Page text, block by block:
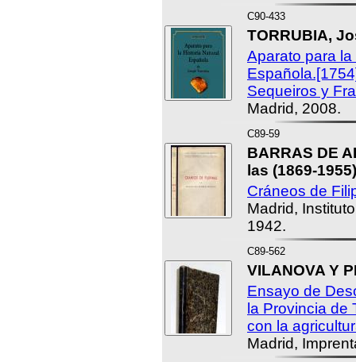
C90-433
TORRUBIA,
Aparato para
Sequeiros y
Madrid, 2008.
C89-59
BARRAS DE
las (1869-
Cráneos de
Madrid,
1942.
C89-562
VILANOVA Y
Ensayo de
la Provincia de
con la
Madrid,